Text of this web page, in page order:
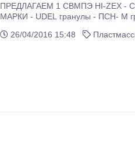
ПРЕДЛАГАЕМ 1 СВМПЭ HI-ZEX - СВЕРХ ВЫСОКОМОЛЕКУЛЯРНЫЙ ПОЛИЭТИЛЕН ; ПОРОШОК белого цвета; 2 ПОЛИСУЛЬФОН
МАРКИ - UDEL гранулы - ПСН- M гранулы - ПСФ-150 гранулы - ПСК - 1 порошок клеевой - ПСФ-Л-СВ25 - стеклонаполненный
26/04/2016 15:48